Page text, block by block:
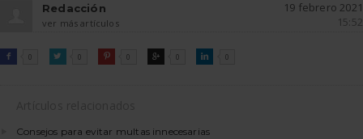
Redacción
ver más artículos
19 febrero 2021
15:52

FACEBOOK
0 
TWITTER0 
PINTEREST
0 
GOOGLE0 
LINKEDIN
0
Consejos para evitar multas innecesarias